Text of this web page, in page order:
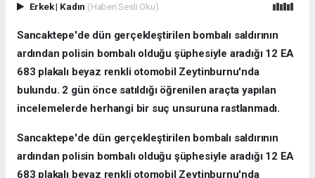
Erkek| Kadın (Haberi Sesli Oku)
Sancaktepe'de dün gerçekleştirilen bombalı saldırının
ardından polisin bombalı olduğu şüphesiyle aradığı 12 EA
683 plakalı beyaz renkli otomobil Zeytinburnu'nda
bulundu. 2 gün önce satıldığı öğrenilen araçta yapılan
incelemelerde herhangi bir suç unsuruna rastlanmadı.
Sancaktepe'de dün gerçekleştirilen bombalı saldırının
ardından polisin bombalı olduğu şüphesiyle aradığı 12 EA
683 plakalı beyaz renkli otomobil Zeytinburnu'nda